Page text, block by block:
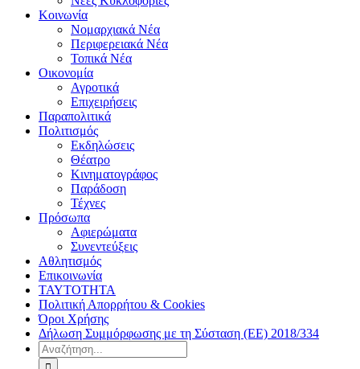
Κοινωνία
Νομαρχιακά Νέα
Περιφερειακά Νέα
Τοπικά Νέα
Οικονομία
Αγροτικά
Επιχειρήσεις
Παραπολιτικά
Πολιτισμός
Εκδηλώσεις
Θέατρο
Κινηματογράφος
Παράδοση
Τέχνες
Πρόσωπα
Αφιερώματα
Συνεντεύξεις
Αθλητισμός
Επικοινωνία
ΤΑΥΤΟΤΗΤΑ
Πολιτική Απορρήτου & Cookies
Όροι Χρήσης
Δήλωση Συμμόρφωσης με τη Σύσταση (ΕΕ) 2018/334
Αναζήτηση
για: